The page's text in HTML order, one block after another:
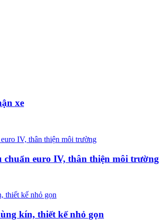
xe
chuẩn euro IV, thân thiện môi trường
kín, thiết kế nhỏ gọn